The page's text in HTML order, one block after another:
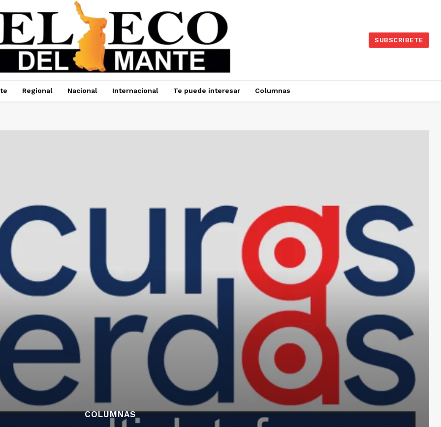
SUBSCRIBETE
Regional Nacional Internacional Te puede interesar Columnas
COLUMNAS